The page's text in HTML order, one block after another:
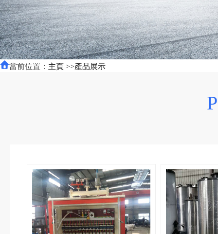
當前位置： 主頁 >>產品展示